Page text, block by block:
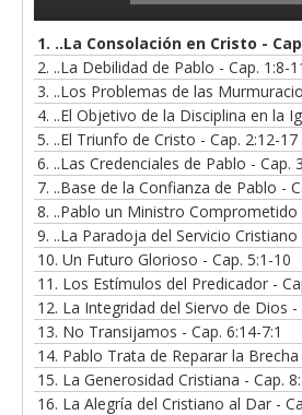
1. ..La Consolación en Cristo -
2. ..La Debilidad de Pablo - Cap. 1:8-
3. ..Los Problemas de las Murmuraciones -
4. ..El Objetivo de la Disciplina en la
5. ..El Triunfo de Cristo - Cap. 2:12-17
6. ..Las Credenciales de Pablo - Cap.
7. ..Base de la Confianza de Pablo -
8. ..Pablo un Ministro Comprometido
9. ..La Paradoja del Servicio Cristiano
10. Un Futuro Glorioso - Cap. 5:1-10
11. Los Estímulos del Predicador -
12. La Integridad del Siervo de Dios -
13. No Transijamos - Cap. 6:14-7:1
14. Pablo Trata de Reparar la Brecha
15. La Generosidad Cristiana - Cap.
16. La Alegría del Cristiano al Dar -